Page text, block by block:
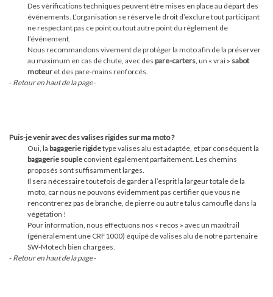
Des vérifications techniques peuvent être mises en place au départ des
événements. L’organisation se réserve le droit d’exclure tout participant
ne respectant pas ce point ou tout autre point du règlement de
l’événement.
Nous recommandons vivement de protéger la moto afin de la préserver
au maximum en cas de chute, avec des pare-carters , un « vrai » sabot
moteur et des pare-mains renforcés.
- Retour en haut de la page-
Puis-je venir avec des valises rigides sur ma moto ?
Oui, la bagagerie rigidetype valises alu est adaptée, et par conséquent la
bagagerie souple convient également parfaitement. Les chemins
proposés sont suffisamment larges.
Il sera nécessaire toutefois de garder à l’esprit la largeur totale de la
moto, car nous ne pouvons évidemment pas certifier que vous ne
rencontrerez pas de branche, de pierre ou autre talus camouflé dans la
végétation !
Pour information, nous effectuons nos « recos » avec un maxitrail
(généralement une CRF1000) équipé de valises alu de notre partenaire
SW-Motech bien chargées.
- Retour en haut de la page-